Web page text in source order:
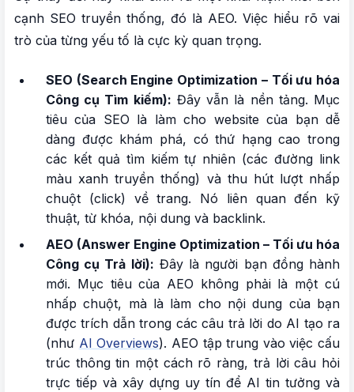
cạnh SEO truyền thống, đó là AEO. Việc hiểu rõ vai
trò của từng yếu tố là cực kỳ quan trọng.
SEO (Search Engine Optimization – Tối ưu hóa
Công cụ Tìm kiếm): Đây vẫn là nền tảng. Mục
tiêu của SEO là làm cho website của bạn dễ
dàng được khám phá, có thứ hạng cao trong
các kết quả tìm kiếm tự nhiên (các đường link
màu xanh truyền thống) và thu hút lượt nhấp
chuột (click) về trang. Nó liên quan đến kỹ
thuật, từ khóa, nội dung và backlink.
AEO (Answer Engine Optimization – Tối ưu hóa
Công cụ Trả lời): Đây là người bạn đồng hành
mới. Mục tiêu của AEO không phải là một cú
nhấp chuột, mà là làm cho nội dung của bạn
được trích dẫn trong các câu trả lời do AI tạo ra
(như AI Overviews). AEO tập trung vào việc cấu
trúc thông tin một cách rõ ràng, trả lời câu hỏi
trực tiếp và xây dựng uy tín để AI tin tưởng và